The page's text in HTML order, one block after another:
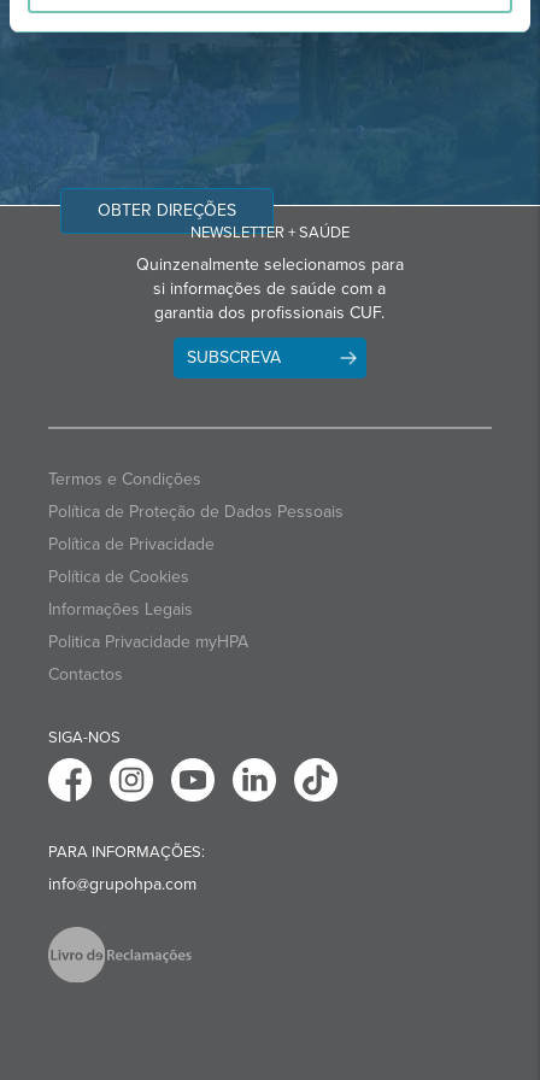
Email: info@grupohpa.com
OBTER DIREÇÕES
NEWSLETTER + SAÚDE
Quinzenalmente selecionamos para
si informações de saúde com a
garantia dos profissionais CUF.
SUBSCREVA
Termos e Condições
Política de Proteção de Dados Pessoais
Política de Privacidade
Política de Cookies
Informações Legais
Politica Privacidade myHPA
Contactos
SIGA-NOS
PARA INFORMAÇÕES:
info@grupohpa.com